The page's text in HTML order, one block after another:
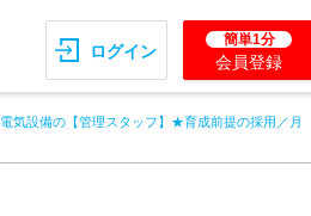
ログイン
簡単1分
会員登録
電気設備の【管理スタッフ】★育成前提の採用／月